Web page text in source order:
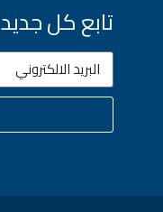
تابع كل جديد